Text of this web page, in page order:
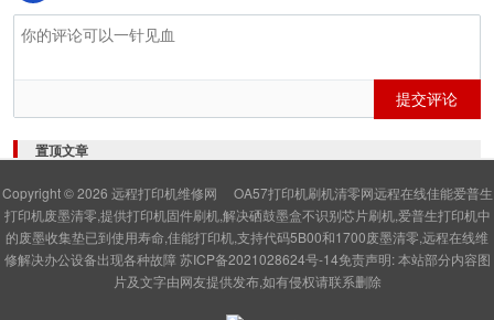
提交评论
置顶文章
Copyright © 2026 远程打印机维修网
OA57打印机刷机清零网远程在线佳能爱普生
打印机废墨清零,提供打印机固件刷机,解决硒鼓墨盒不识别芯片刷机,爱普生打印机中
的废墨收集垫已到使用寿命,佳能打印机,支持代码5B00和1700废墨清零,远程在线维
修解决办公设备出现各种故障 苏ICP备2021028624号-14免责声明: 本站部分内容图
片及文字由网友提供发布,如有侵权请联系删除